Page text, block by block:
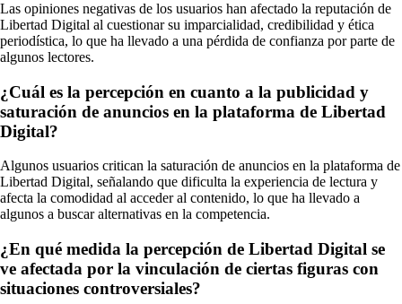
Las opiniones negativas de los usuarios han afectado la reputación de
Libertad Digital al cuestionar su imparcialidad, credibilidad y ética
periodística, lo que ha llevado a una pérdida de confianza por parte de
algunos lectores.
¿Cuál es la percepción en cuanto a la publicidad y
saturación de anuncios en la plataforma de Libertad
Digital?
Algunos usuarios critican la saturación de anuncios en la plataforma de
Libertad Digital, señalando que dificulta la experiencia de lectura y
afecta la comodidad al acceder al contenido, lo que ha llevado a
algunos a buscar alternativas en la competencia.
¿En qué medida la percepción de Libertad Digital se
ve afectada por la vinculación de ciertas figuras con
situaciones controversiales?